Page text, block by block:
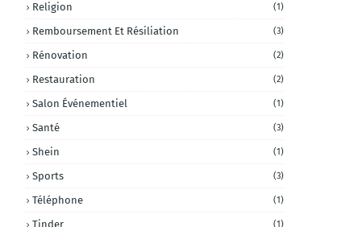
Religion (1)
Remboursement Et Résiliation (3)
Rénovation (2)
Restauration (2)
Salon Événementiel (1)
Santé (3)
Shein (1)
Sports (3)
Téléphone (1)
Tinder (1)